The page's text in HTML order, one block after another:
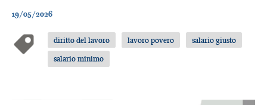
19/05/2026
diritto del lavoro lavoro povero
salario giusto
salario minimo